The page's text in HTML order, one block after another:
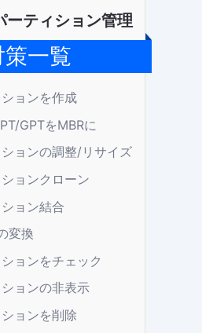
ーティション管理
策一覧
ョンを作成
GPTをMBRに
ョンの調整/リサイズ
ョンクローン
ョン結合
変換
ョンをチェック
ョンの非表示
ョンを削除